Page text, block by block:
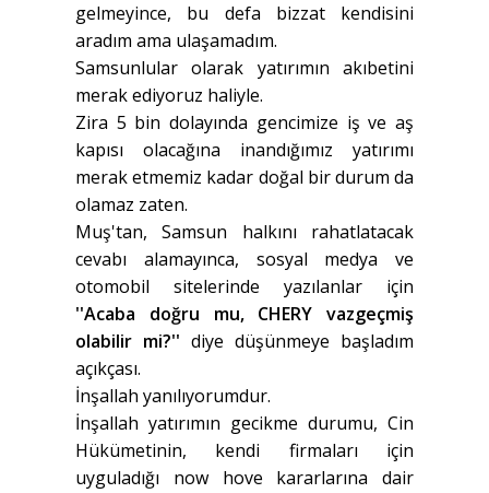
gelmeyince, bu defa bizzat kendisini
aradım ama ulaşamadım.
Samsunlular olarak yatırımın akıbetini
merak ediyoruz haliyle.
Zira 5 bin dolayında gencimize iş ve aş
kapısı olacağına inandığımız yatırımı
merak etmemiz kadar doğal bir durum da
olamaz zaten.
Muş'tan, Samsun halkını rahatlatacak
cevabı alamayınca, sosyal medya ve
otomobil sitelerinde yazılanlar için
''Acaba doğru mu, CHERY vazgeçmiş
olabilir mi?'' diye düşünmeye başladım
açıkçası.
İnşallah yanılıyorumdur.
İnşallah yatırımın gecikme durumu, Cin
Hükümetinin, kendi firmaları için
uyguladığı now hove kararlarına dair